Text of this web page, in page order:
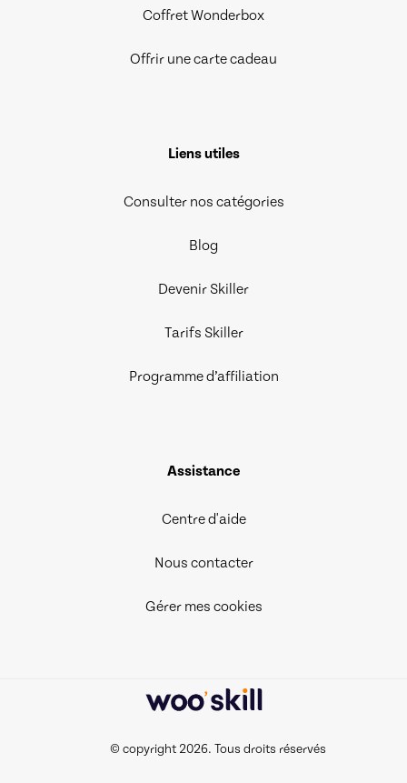
Coffret Wonderbox
Offrir une carte cadeau
Liens utiles
Consulter nos catégories
Blog
Devenir Skiller
Tarifs Skiller
Programme d’affiliation
Assistance
Centre d'aide
Nous contacter
Gérer mes cookies
© copyright 2026. Tous droits réservés